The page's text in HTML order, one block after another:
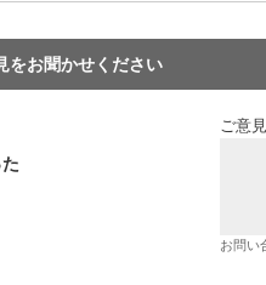
をお聞かせください
ご意
お問い